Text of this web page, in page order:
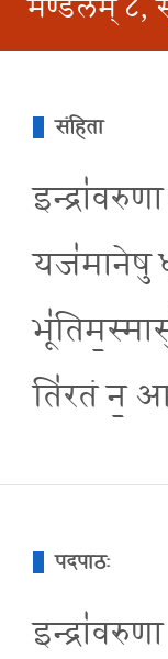
मण्डलम् ८,
संहिता
यज॑मानेषु
भू॑तिम॒स्मासु॑
ति॑रतं न॒
पदपाठः